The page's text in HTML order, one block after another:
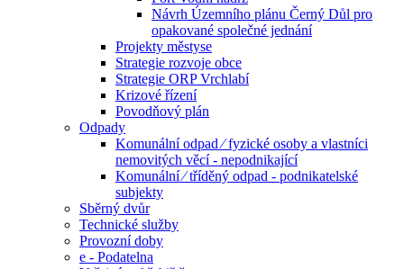
Návrh Územního plánu Černý Důl pro
opakované společné jednání
Projekty městyse
Strategie rozvoje obce
Strategie ORP Vrchlabí
Krizové řízení
Povodňový plán
Odpady
Komunální odpad ⁄ fyzické osoby a vlastníci
nemovitých věcí - nepodnikající
Komunální ⁄ tříděný odpad - podnikatelské
subjekty
Sběrný dvůr
Technické služby
Provozní doby
e - Podatelna